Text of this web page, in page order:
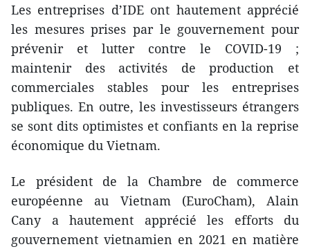
Les entreprises d’IDE ont hautement apprécié
les mesures prises par le gouvernement pour
prévenir et lutter contre le COVID-19 ;
maintenir des activités de production et
commerciales stables pour les entreprises
publiques. En outre, les investisseurs étrangers
se sont dits optimistes et confiants en la reprise
économique du Vietnam.
Le président de la Chambre de commerce
européenne au Vietnam (EuroCham), Alain
Cany a hautement apprécié les efforts du
gouvernement vietnamien en 2021 en matière